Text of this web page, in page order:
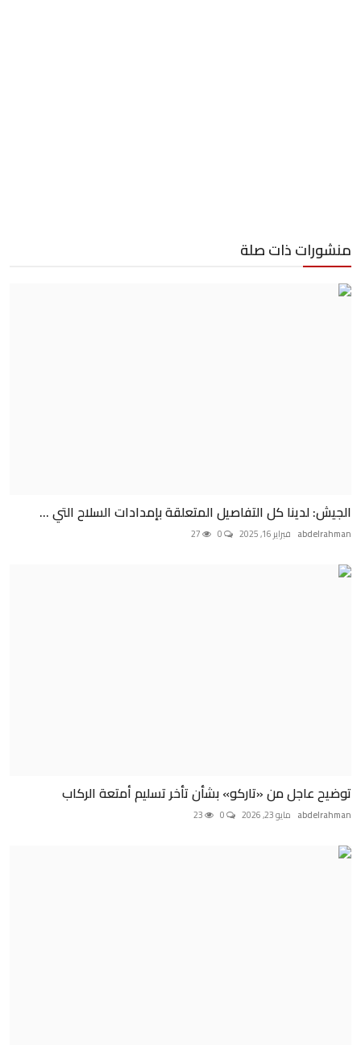
منشورات ذات صلة
الجيش: لدينا كل التفاصيل المتعلقة بإمدادات السلاح التي ...
abdelrahman فبراير 16, 2025
توضيح عاجل من «تاركو» بشأن تأخر تسليم أمتعة الركاب
abdelrahman مايو 23, 2026